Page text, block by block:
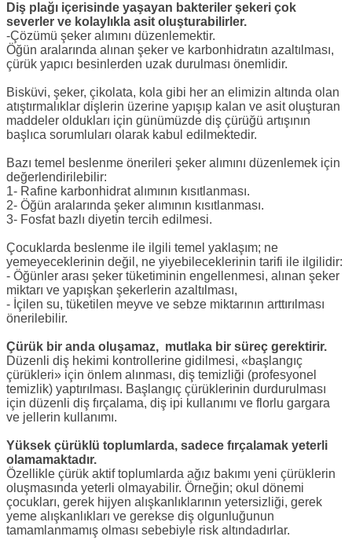
Diş plağı içerisinde yaşayan bakteriler şekeri çok
severler ve kolaylıkla asit oluşturabilirler.
-Çözümü şeker alımını düzenlemektir.
Öğün aralarında alınan şeker ve karbonhidratın azaltılması,
çürük yapıcı besinlerden uzak durulması önemlidir.
Bisküvi, şeker, çikolata, kola gibi her an elimizin altında olan
atıştırmalıklar dişlerin üzerine yapışıp kalan ve asit oluşturan
maddeler oldukları için günümüzde diş çürüğü artışının
başlıca sorumluları olarak kabul edilmektedir.
Bazı temel beslenme önerileri şeker alımını düzenlemek için
değerlendirilebilir:
1- Rafine karbonhidrat alımının kısıtlanması.
2- Öğün aralarında şeker alımının kısıtlanması.
3- Fosfat bazlı diyetin tercih edilmesi.
Çocuklarda beslenme ile ilgili temel yaklaşım; ne
yemeyeceklerinin değil, ne yiyebileceklerinin tarifi ile ilgilidir:
- Öğünler arası şeker tüketiminin engellenmesi, alınan şeker
miktarı ve yapışkan şekerlerin azaltılması,
- İçilen su, tüketilen meyve ve sebze miktarının arttırılması
önerilebilir.
Çürük bir anda oluşamaz, mutlaka bir süreç gerektirir.
Düzenli diş hekimi kontrollerine gidilmesi, «başlangıç
çürükleri» için önlem alınması, diş temizliği (profesyonel
temizlik) yaptırılması. Başlangıç çürüklerinin durdurulması
için düzenli diş fırçalama, diş ipi kullanımı ve florlu gargara
ve jellerin kullanımı.
Yüksek çürüklü toplumlarda, sadece fırçalamak yeterli
olamamaktadır.
Özellikle çürük aktif toplumlarda ağız bakımı yeni çürüklerin
oluşmasında yeterli olmayabilir. Örneğin; okul dönemi
çocukları, gerek hijyen alışkanlıklarının yetersizliği, gerek
yeme alışkanlıkları ve gerekse diş olgunluğunun
tamamlanmamış olması sebebiyle risk altındadırlar.